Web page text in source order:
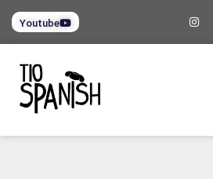
Youtube